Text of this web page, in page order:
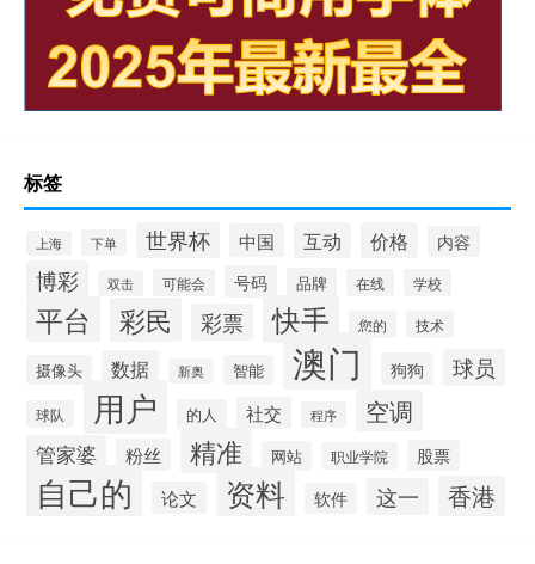
标签
上海 下单 世界杯 中国 互动 价格 内容
博彩 双击 可能会 号码 品牌 在线 学校
平台 彩民 彩票 快手 您的 技术
摄像头 数据 新奥 智能 澳门 狗狗 球员
球队 用户 的人 社交 程序 空调
管家婆 粉丝 精准 网站 职业学院 股票
自己的 论文 资料 软件 这一 香港